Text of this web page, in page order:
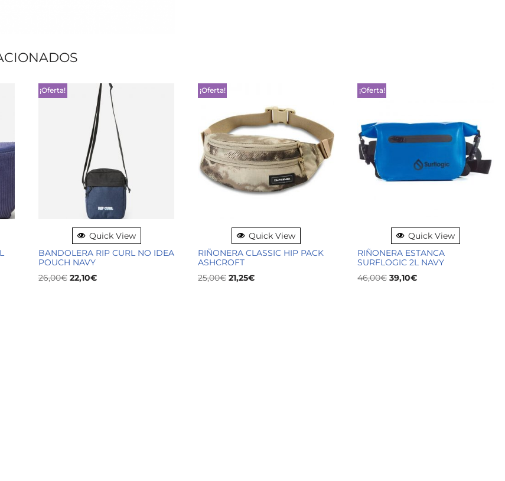
¡Oferta!
Quick View
BANDOLERA RIP CURL NO IDEA
POUCH NAVY
26,00€ 22,10€
¡Oferta!
Quick View
RIÑONERA CLASSIC HIP PACK
ASHCROFT
25,00€ 21,25€
¡Oferta!
Quick View
RIÑONERA ESTANCA
SURFLOGIC 2L NAVY
46,00€ 39,10€